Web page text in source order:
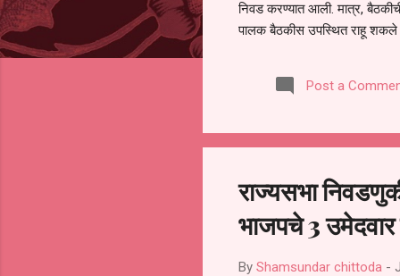
निवड करण्यात आली. मात्र,
पालक बैठकीस उपस्थित राहू शकले
समितीची फेरनिवडणूक घेण्यात
जालना तसेच तालुका शिक्षण
Post a
राज्यसभा
भाजपचे 3 उमेदवार
By Shamsundar chittoda -